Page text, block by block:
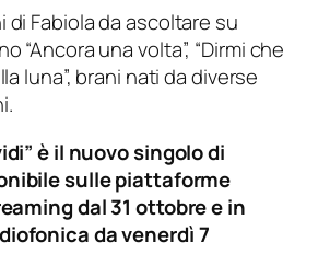
di Fabiola da ascoltare su
“Ancora una volta”, “Dirmi che
luna”, brani nati da diverse
è il nuovo singolo di
sulle piattaforme
dal 31 ottobre e in
da venerdì 7